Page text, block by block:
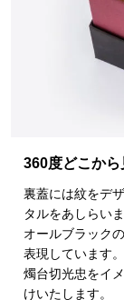
360度どこから
裏蓋には紋をデ
タルをあしらいま
オールブラック
表現しています。
燭台切光忠をイ
けいたします。